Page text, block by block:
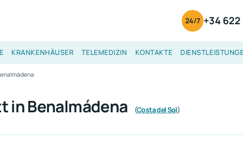
24/7 +34 622
KRANKENHÄUSER TELEMEDIZIN KONTAKTE
in Benalmádena (Costa del Sol)